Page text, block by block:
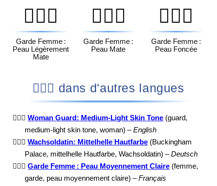
💂🏽‍♀️
Garde Femme :
Peau Légèrement
Mate
💂🏾‍♀️
Garde Femme :
Peau Mate
💂🏿‍♀️
Garde Femme :
Peau Foncée
💂🏼‍♀️ dans d'autres langues
💂🏼‍♀️ Woman Guard: Medium-Light Skin Tone (guard,
medium-light skin tone, woman) –English
💂🏼‍♀️ Wachsoldatin: Mittelhelle Hautfarbe (Buckingham
Palace, mittelhelle Hautfarbe, Wachsoldatin) –Deutsch
💂🏼‍♀️ Garde Femme : Peau Moyennement Claire (femme,
garde, peau moyennement claire) –Français